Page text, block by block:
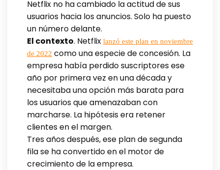
Netflix no ha cambiado la actitud de sus
usuarios hacia los anuncios. Solo ha puesto
un número delante.
El contexto. Netflix lanzó este plan en noviembre
de 2022 como una especie de concesión. La
empresa había perdido suscriptores ese
año por primera vez en una década y
necesitaba una opción más barata para
los usuarios que amenazaban con
marcharse. La hipótesis era retener
clientes en el margen.
Tres años después, ese plan de segunda
fila se ha convertido en el motor de
crecimiento de la empresa.